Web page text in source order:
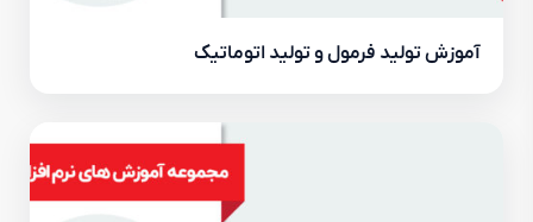
آموزش تولید فرمول و تولید اتوماتیک